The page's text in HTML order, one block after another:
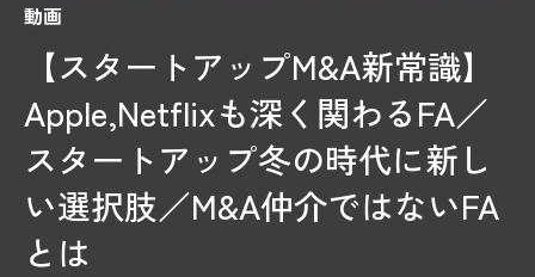
動画
【スタートアップM&A新常識】
Apple,Netflixも深く関わるFA／
スタートアップ冬の時代に新し
い選択肢／M&A仲介ではないFA
とは